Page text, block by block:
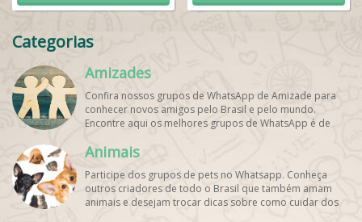
Categorias
Amizades
Confira nossos grupos de WhatsApp de Amizade para
conhecer novos amigos pelo Brasil e pelo mundo.
Encontre aqui os melhores grupos de WhatsApp é de
Animais
Participe dos grupos de pets no Whatsapp. Conheça
outros criadores de todo o Brasil que também amam
animais e desejam trocar dicas sobre como cuidar dos